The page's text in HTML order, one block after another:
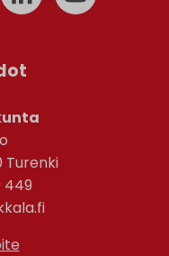
Turenki
449